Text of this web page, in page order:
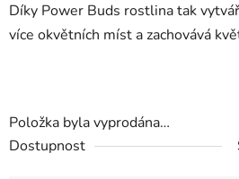
Díky Power Buds rostlina tak
více okvětních míst a zachovává
Položka byla vyprodána…
Dostupnost